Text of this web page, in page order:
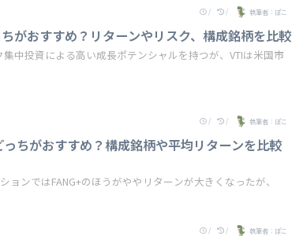
/ / 執筆者：ぽこ
がおすすめ？リターンやリスク、構成銘柄を比較
中投資による高い成長ポテンシャルを持つが、VTIは米国市
/ / 執筆者：ぽこ
っちがおすすめ？構成銘柄や平均リターンを比較
ンではFANG+のほうがややリターンが大きくなったが、
/ / 執筆者：ぽこ